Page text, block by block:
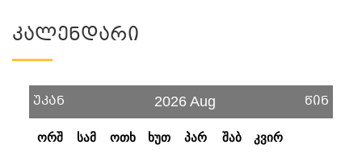
Კალენდარი
უკან 2026 Aug წინ
ორშ სამ ოთხ ხუთ პარ შაბ კვირ